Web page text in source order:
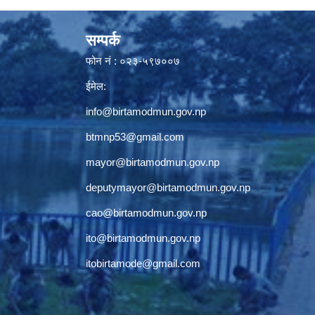
सम्पर्क
फोन नं : ०२३-५९७००७
ईमेल:
info@birtamodmun.gov.np
btmnp53@gmail.com
mayor@birtamodmun.gov.np
deputymayor@birtamodmun.gov.np
cao@birtamodmun.gov.np
ito@birtamodmun.gov.np
itobirtamode@gmail.com